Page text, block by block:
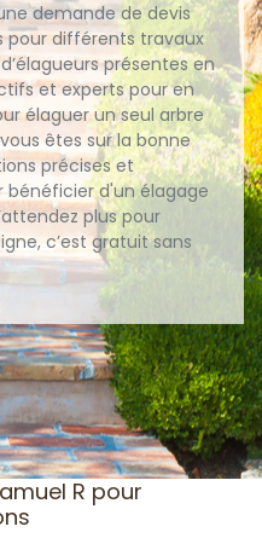
demande de devis
pour différents travaux
présentes en
et experts pour en
élaguer un seul arbre
êtes sur la bonne
précises et
bénéficier d'un élagage
plus pour
c’est gratuit sans
R pour